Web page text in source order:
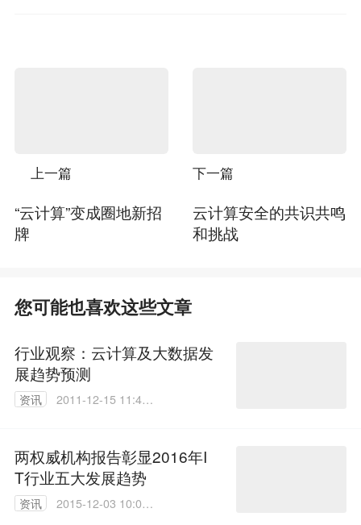
上一篇
“云计算”变成圈地新招
牌
下一篇
云计算安全的共识共鸣
和挑战
您可能也喜欢这些文章
行业观察：云计算及大数据发
展趋势预测
资讯
2011-12-15 11:41:
两权威机构报告彰显2016年I
T行业五大发展趋势
资讯
2015-12-03 10:08: